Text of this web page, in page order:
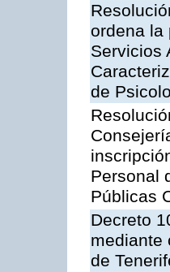
ordena la
Servicios
de
Personal
Públicas
Decreto
mediante
de